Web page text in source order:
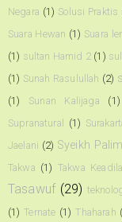
Negara (1) Solusi Praktis
Suara Hewan (1) Suara
(1) sultan Hamid 2 (1)
(1) Sunah Rasulullah (2)
(1)
Sunan Kalijaga (1)
Supranatural
(1)
Jaelani (2) Syeikh
Takwa (1) Takwa
Tasawuf (29)
(1) Ternate (1) Thaharah